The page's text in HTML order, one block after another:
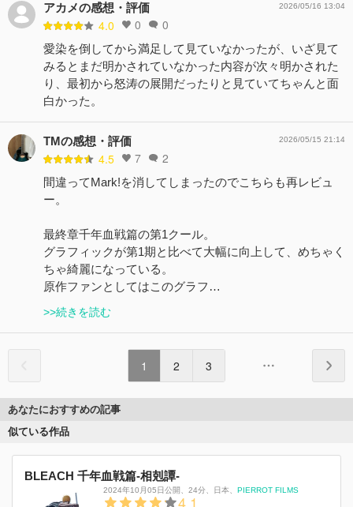
アカメの感想・評価
4.0 0 0
2026/05/16 13:04
愛染を倒してから満足して見ていなかったが、いざ見て
みるとまだ明かされていなかった内容が次々明かされた
り、最初から怒涛の展開だったりと見ていてちゃんと面
白かった。
TMの感想・評価
4.5 7 2
2026/05/15 21:14
間違ってMark!を消してしまったのでこちらも再レビュ
ー。
最終章千年血戦篇の第1クール。
グラフィックが第1期と比べて大幅に向上して、めちゃく
ちゃ綺麗になっている。
原作ファンとしてはこのグラフ…
>>続きを読む
1 2 3
あなたにおすすめの記事
似ている作品
BLEACH 千年血戦篇-相剋譚-
2024年10月05日公開、 24分、 日本、 PIERROT FILMS
4.1